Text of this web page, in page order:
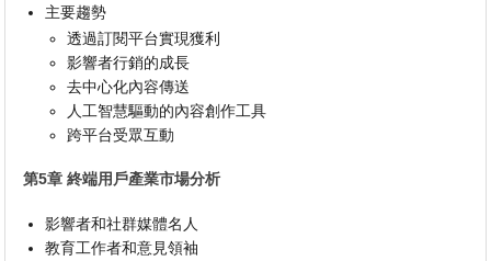
主要趨勢
透過訂閱平台實現獲利
影響者行銷的成長
去中心化內容傳送
人工智慧驅動的內容創作工具
跨平台受眾互動
第5章 終端用戶產業市場分析
影響者和社群媒體名人
教育工作者和意見領袖